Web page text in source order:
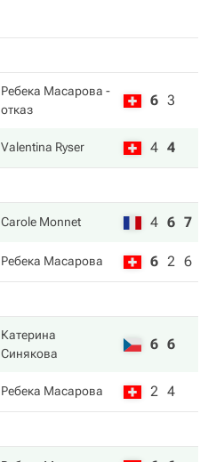
Ребека Масарова -
отказ
6 3
Valentina Ryser 4 4
Carole Monnet 4 6 7
Ребека Масарова 6 2 6
Катерина
Синякова
6 6
Ребека Масарова 2 4